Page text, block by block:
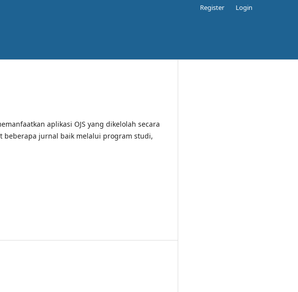
Register Login
aplikasi OJS yang dikelolah secara
beberapa jurnal baik melalui program studi,